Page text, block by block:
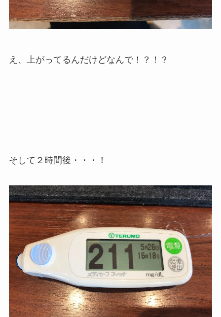
え、上がってるんだけどなんで！？！？
そして２時間後・・・！